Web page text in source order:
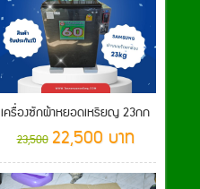
เครื่องซักผ้าหยอดเหรียญ 23กก
23,500 22,500 บาท